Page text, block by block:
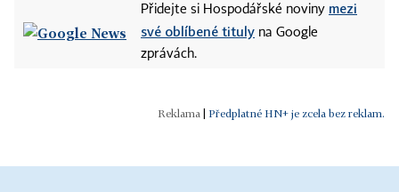
Přidejte si Hospodářské noviny mezi
své oblíbené tituly na Google
zprávách.
| Předplatné HN+ je zcela bez reklam.